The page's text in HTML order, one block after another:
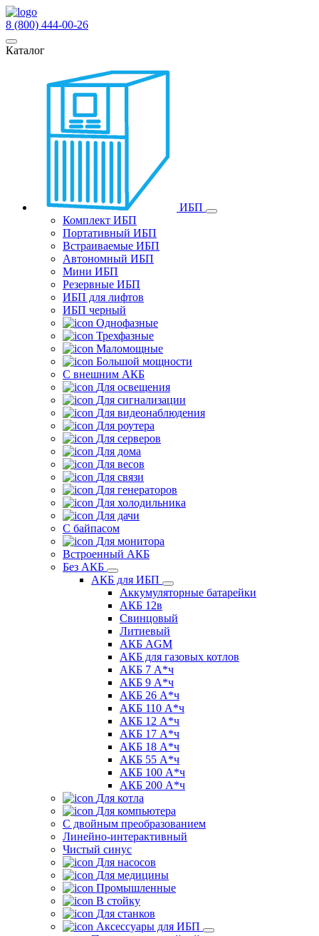
8 (800) 444-00-26
Каталог
ИБП
Комплект ИБП
Портативный ИБП
Встраиваемые ИБП
Автономный ИБП
Мини ИБП
Резервные ИБП
ИБП для лифтов
ИБП черный
Однофазные
Трехфазные
Маломощные
Большой мощности
С внешним АКБ
Для освещения
Для сигнализации
Для видеонаблюдения
Для роутера
Для серверов
Для дома
Для весов
Для связи
Для генераторов
Для холодильника
Для дачи
С байпасом
Для монитора
Встроенный АКБ
Без АКБ
АКБ для ИБП
Аккумуляторные батарейки
АКБ 12в
Свинцовый
Литиевый
АКБ AGM
АКБ для газовых котлов
АКБ 7 А*ч
АКБ 9 А*ч
АКБ 26 А*ч
АКБ 110 А*ч
АКБ 12 А*ч
АКБ 17 А*ч
АКБ 18 А*ч
АКБ 55 А*ч
АКБ 100 А*ч
АКБ 200 А*ч
Для котла
Для компьютера
C двойным преобразованием
Линейно-интерактивный
Чистый синус
Для насосов
Для медицины
Промышленные
В стойку
Для станков
Аксессуары для ИБП